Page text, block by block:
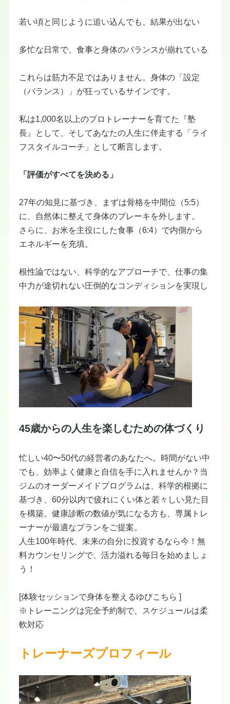
若い頃と同じように追い込んでも、結果が出ない
多忙な日常で、食事と身体のバランスが崩れている
これらは筋力不足ではありません。身体の「設定
（バランス）」が狂っているサインです。
​私は1,000名以上のプロトレーナーを育てた『塾
長』として、そしてあなたの人生に伴走する「ライ
フスタイルコーチ」として断言します。
「評価がすべてを決める」
27年の知見に基づき、まずは骨格を中間位（5:5）
に、自然体に整えて身体のブレーキを外します。
​さらに、お米を主役にした食事（6:4）で内側から
エネルギーを充填。
根性論ではない、科学的なアプローチで、仕事の集
中力が途切れない圧倒的なコンディションを実現し
45歳からの人生を楽しむための体づくり
忙しい40〜50代の経営者のあなたへ。時間がない中
でも、効率よく健康と自信を手に入れませんか？当
ジムのオーダーメイドプログラムは、科学的根拠に
基づき、60分以内で疲れにくい体と若々しい見た目
を構築。健康診断の数値が気になる方も、専属トレ
ーナーが最適なプランをご提案。
人生100年時代、未来の自分に投資するなら今！無
料カウンセリングで、活力溢れる毎日を始めましょ
う！
[体験セッションで身体を整えるゆびこちら​
※トレーニングは完全予約制で、スケジュールは柔
軟対応 ​
トレーナーズプロフィール